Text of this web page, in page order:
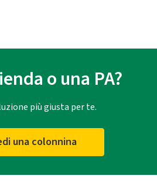
o una PA?
più giusta per te.
una colonnina